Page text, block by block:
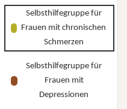
Selbsthilfegruppe für
Frauen mit chronischen
Schmerzen
Selbsthilfegruppe für
Frauen mit
Depressionen